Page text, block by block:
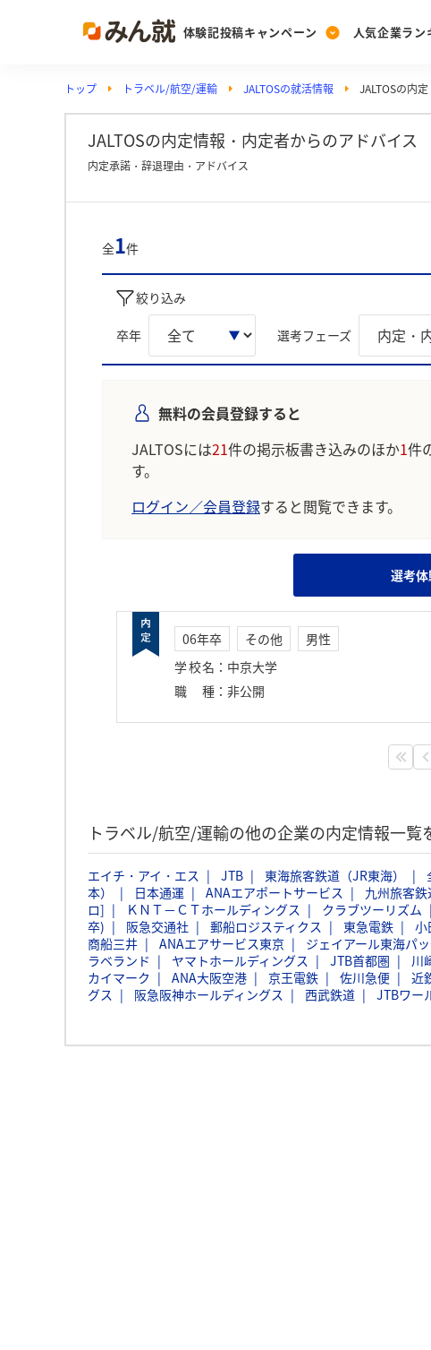
体験記投稿キャンペーン
Post
投稿する
人気企業ラン
Ranking
ランキングを見る
Vote
PickUp
注目の企業特集
トップ トラベル/航空/運輸 JALTOSの就活情報 JALTOSの内
JALTOSの内定情報・内定者からのアドバイス
内定承諾・辞退理由・アドバイス
全1件
絞り込み
卒年 選考フェーズ
無料の会員登録すると
JALTOSには21件の掲示板書き込みのほか1件
す。
ログイン／会員登録すると閲覧できます。
選考
06年卒 その他
男性
学校名 ： 中京大学
職種 ： 非公開
トラベル/航空/運輸の他の企業の内定情報一覧
エイチ・アイ・エス JTB 東海旅客鉄道（JR東海）
本）
日本通運 ANAエアポートサービス 九州旅客鉄
ロ]
ＫＮＴ－ＣＴホールディングス クラブツーリズム
卒)
阪急交通社 郵船ロジスティクス 東急電鉄 小
商船三井
ANAエアサービス東京 ジェイアール東海パ
ラベランド
ヤマトホールディングス JTB首都圏 川
カイマーク
ANA大阪空港 京王電鉄 佐川急便 近
グス
阪急阪神ホールディングス 西武鉄道 JTBワー